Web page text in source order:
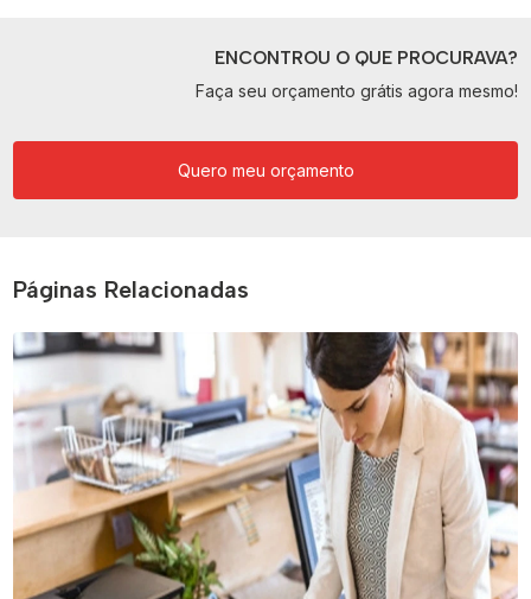
ENCONTROU O QUE PROCURAVA?
Faça seu orçamento grátis agora mesmo!
Quero meu orçamento
Páginas Relacionadas